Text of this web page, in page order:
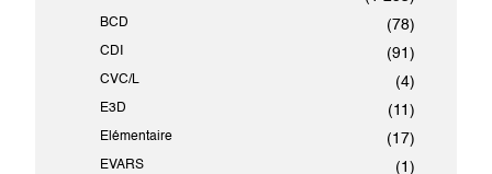
BCD (78)
CDI (91)
CVC/L (4)
E3D (11)
Elémentaire (17)
EVARS (1)